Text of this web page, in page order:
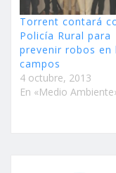
Torrent contará
Policía Rural para
prevenir robos en
campos
4 octubre, 2013
En «Medio